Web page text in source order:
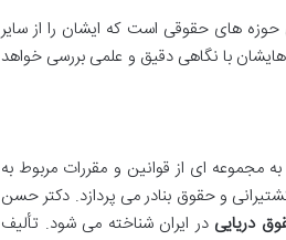
های حقوقی است که ایشان را از سایر
با نگاهی دقیق و علمی بررسی خواهد
ای از قوانین و مقررات مربوط به
و حقوق بنادر می پردازد. دکتر حسن
دریایی در ایران شناخته می شود. تألیف